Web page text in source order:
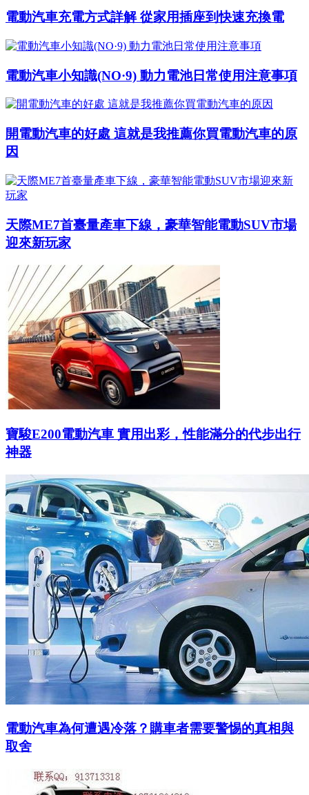
電動汽車充電方式詳解 從家用插座到快速充換電
電動汽車小知識(NO·9) 動力電池日常使用注意事項
開電動汽車的好處 這就是我推薦你買電動汽車的原
因
天際ME7首臺量產車下線，豪華智能電動SUV市場
迎來新玩家
寶駿E200電動汽車 實用出彩，性能滿分的代步出行
神器
電動汽車為何遭遇冷落？購車者需要警惕的真相與
取舍